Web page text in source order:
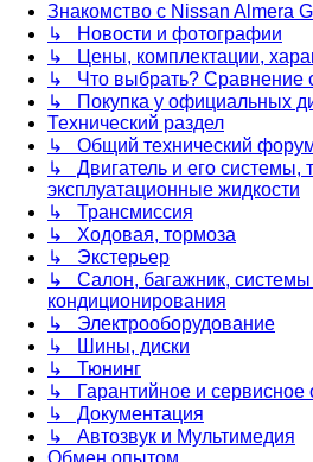
Знакомство с Nissan Almera
↳ Новости и фотографии
↳ Цены, комплектации,
↳ Что выбрать? Сравнение
↳ Покупка у официальных
Технический раздел
↳ Общий технический
↳ Двигатель и его системы,
эксплуатационные жидкости
↳ Трансмиссия
↳ Ходовая, тормоза
↳ Экстерьер
↳ Салон, багажник, системы
кондиционирования
↳ Электрооборудование
↳ Шины, диски
↳ Тюнинг
↳ Гарантийное и сервисное
↳ Документация
↳ Автозвук и Мультимедия